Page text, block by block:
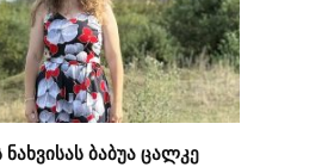
ნახვისას ბაბუა ცალკე